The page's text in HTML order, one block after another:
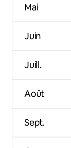
Mai
Juin
Juill.
Août
Sept.